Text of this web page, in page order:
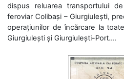
dispus reluarea transportului
feroviar Colibași – Giurgiulești,
operațiunilor de încărcare la
Giurgiulești și Giurgiulești-Port....